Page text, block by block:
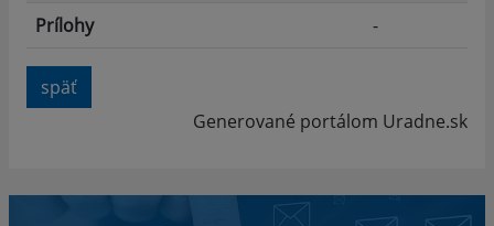
Prílohy -
späť
Generované portálom Uradne.sk